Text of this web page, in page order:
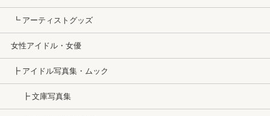
┗ アーティストグッズ
女性アイドル・女優
┣ アイドル写真集・ムック
┣ 文庫写真集